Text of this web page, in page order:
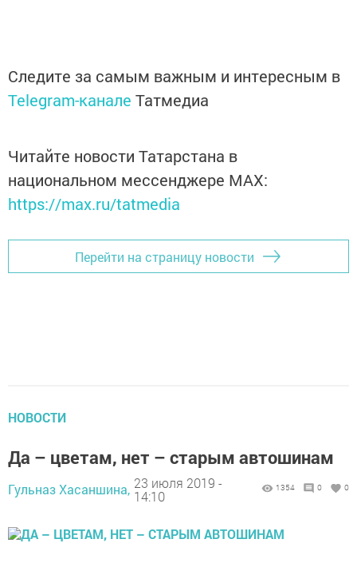
Следите за самым важным и интересным в
Telegram-канале Татмедиа
Читайте новости Татарстана в
национальном мессенджере MАХ:
https://max.ru/tatmedia
Перейти на страницу новости
НОВОСТИ
Да – цветам, нет – старым автошинам
Гульназ Хасаншина, 23 июля 2019 -
14:10
1354 0 0